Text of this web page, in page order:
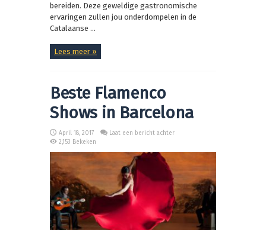
bereiden. Deze geweldige gastronomische
ervaringen zullen jou onderdompelen in de
Catalaanse ...
Lees meer »
Beste Flamenco
Shows in Barcelona
April 18, 2017
Laat een bericht achter
2,153 Bekeken